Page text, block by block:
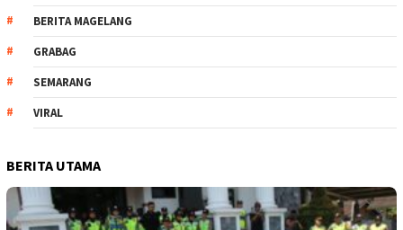
BERITA MAGELANG
GRABAG
SEMARANG
VIRAL
BERITA UTAMA